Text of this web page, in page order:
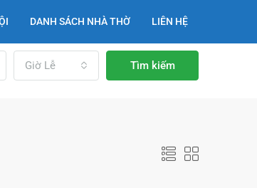
DANH SÁCH NHÀ THỜ LIÊN HỆ
Giờ Lễ Tìm kiếm